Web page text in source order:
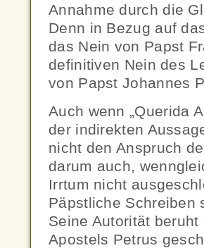
Annahme durch die
Denn in Bezug auf
das Nein von Papst
definitiven Nein des
von Papst Johannes
Auch wenn „Querida
der indirekten
nicht den Anspruch
darum auch,
Irrtum nicht
Päpstliche Schreiben
Seine Autorität
Apostels Petrus